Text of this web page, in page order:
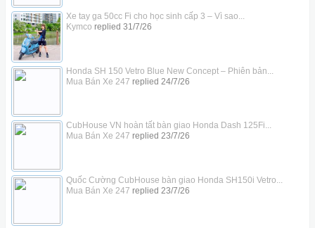
Xe tay ga 50cc Fi cho học sinh cấp 3 – Vì sao...
Kymco replied 31/7/26
Honda SH 150 Vetro Blue New Concept – Phiên bản...
Mua Bán Xe 247 replied 24/7/26
CubHouse VN hoàn tất bàn giao Honda Dash 125Fi...
Mua Bán Xe 247 replied 23/7/26
Quốc Cường CubHouse bàn giao Honda SH150i Vetro...
Mua Bán Xe 247 replied 23/7/26